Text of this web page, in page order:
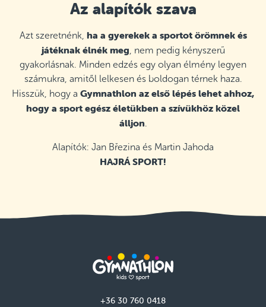
Az alapítók szava
Azt szeretnénk, ha a gyerekek a sportot örömnek és
játéknak élnék meg , nem pedig kényszerű
gyakorlásnak. Minden edzés egy olyan élmény legyen
számukra, amitől lelkesen és boldogan térnek haza.
Hisszük, hogy a Gymnathlon az első lépés lehet ahhoz,
hogy a sport egész életükben a szívükhöz közel
álljon.
Alapítók: Jan Březina és Martin Jahoda
HAJRÁ SPORT!
+36 30 760 0418